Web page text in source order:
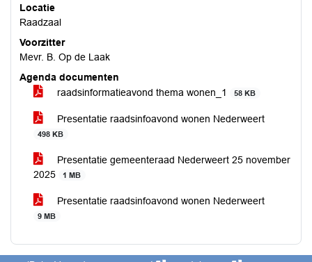
Locatie
Raadzaal
Voorzitter
Mevr. B. Op de Laak
Agenda documenten
raadsinformatieavond thema wonen_1
58 KB
Presentatie raadsinfoavond wonen Nederweert
498 KB
Presentatie gemeenteraad Nederweert 25 november
2025
1 MB
Presentatie raadsinfoavond wonen Nederweert
9 MB